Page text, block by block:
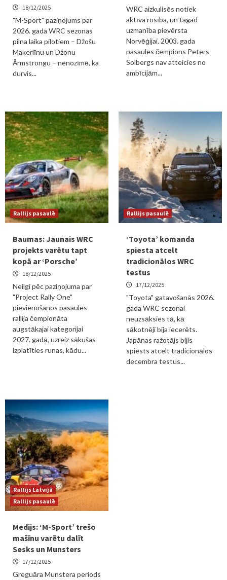
18/12/2025
"M-Sport" paziņojums par
2026. gada WRC sezonas
pilna laika pilotiem – Džošu
Makerlīnu un Džonu
Ārmstrongu – nenozīmē, ka
durvis...
WRC aizkulisēs notiek
aktīva rosība, un tagad
uzmanība pievērsta
Norvēģijai. 2003. gada
pasaules čempions Peters
Solbergs nav atteicies no
ambīcijām...
Rallijs pasaulē
Baumas: Jaunais WRC
projekts varētu tapt
kopā ar ‘Porsche’
18/12/2025
Neilgi pēc paziņojuma par
"Project Rally One"
pievienošanos pasaules
rallija čempionāta
augstākajai kategorijai
2027. gadā, uzreiz sākušas
izplatīties runas, kādu...
Rallijs pasaulē
‘Toyota’ komanda
spiesta atcelt
tradicionālos WRC
testus
17/12/2025
"Toyota" gatavošanās 2026.
gada WRC sezonai
neuzsāksies tā, kā
sākotnēji bija iecerēts.
Japānas ražotājs bijis
spiests atcelt tradicionālos
decembra testus...
Rallijs Latvijā
Rallijs pasaulē
Medijs: ‘M-Sport’ trešo
mašīnu varētu dalīt
Sesks un Munsters
17/12/2025
Greguāra Munstera periods